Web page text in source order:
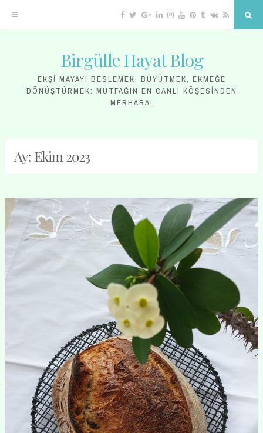
content
Facebook
TwitterGoogleLinkedin
Instagram
YouTube
Pinterest
Tumblr
VKRSS
Birgülle Hayat Blog
EKŞI MAYAYI BESLEMEK, BÜYÜTMEK, EKMEĞE
DÖNÜŞTÜRMEK: MUTFAĞIN EN CANLI KÖŞESINDEN
MERHABA!
Ay: Ekim 2023